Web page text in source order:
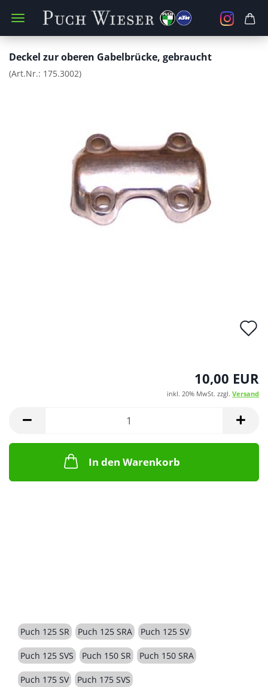
Deckel zur oberen Gabelbrücke, gebraucht
(Art.Nr.: 175.3002)
10,00 EUR
inkl. 20% MwSt. zzgl. Versand
In den Warenkorb
Puch 125 SR Puch 125 SRA Puch 125 SV
Puch 125 SVS Puch 150 SR Puch 150 SRA
Puch 175 SV Puch 175 SVS